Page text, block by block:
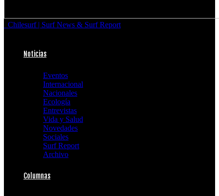
Chilesurf | Surf News & Surf Report
Noticias
Eventos
Internacional
Nacionales
Ecología
Entrevistas
Vida y Salud
Novedades
Sociales
Surf Report
Archivo
Columnas